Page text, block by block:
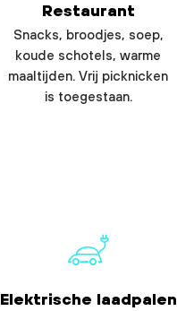
Restaurant
Snacks, broodjes, soep,
koude schotels, warme
maaltijden. Vrij picknicken
is toegestaan.
Elektrische laadpalen